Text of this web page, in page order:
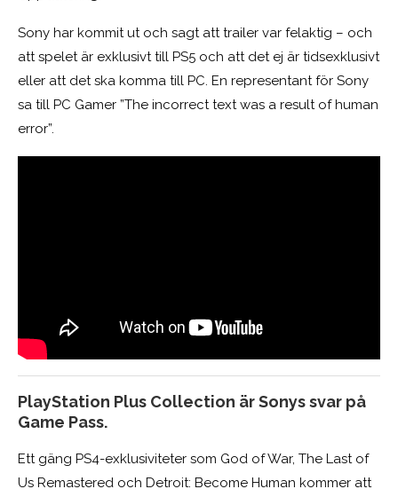
Sony har kommit ut och sagt att trailer var felaktig – och
att spelet är exklusivt till PS5 och att det ej är tidsexklusivt
eller att det ska komma till PC. En representant för Sony
sa till PC Gamer ”The incorrect text was a result of human
error”.
PlayStation Plus Collection är Sonys svar på
Game Pass.
Ett gäng PS4-exklusiviteter som God of War, The Last of
Us Remastered och Detroit: Become Human kommer att